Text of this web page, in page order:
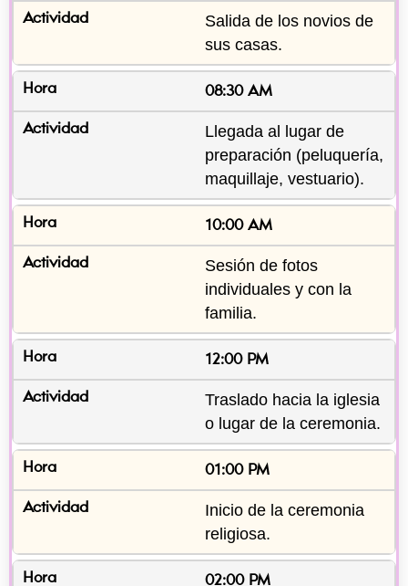
Salida de los novios de
sus casas.
08:30 AM
Llegada al lugar de
preparación (peluquería,
maquillaje, vestuario).
10:00 AM
Sesión de fotos
individuales y con la
familia.
12:00 PM
Traslado hacia la iglesia
o lugar de la ceremonia.
01:00 PM
Inicio de la ceremonia
religiosa.
02:00 PM